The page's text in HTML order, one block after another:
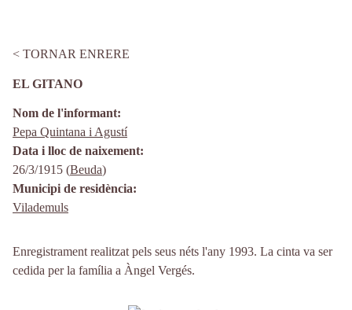
TORNAR ENRERE
EL GITANO
Nom de l'informant
Pepa Quintana i Agustí
Data i lloc de naixement
26/3/1915 (Beuda)
Municipi de residència
Vilademuls
Enregistrament realitzat pels seus néts l'any 1993. La cinta va ser
cedida per la família a Àngel Vergés.